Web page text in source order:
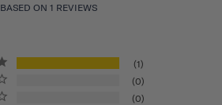
BASED ON 1 REVIEWS
1
0
0